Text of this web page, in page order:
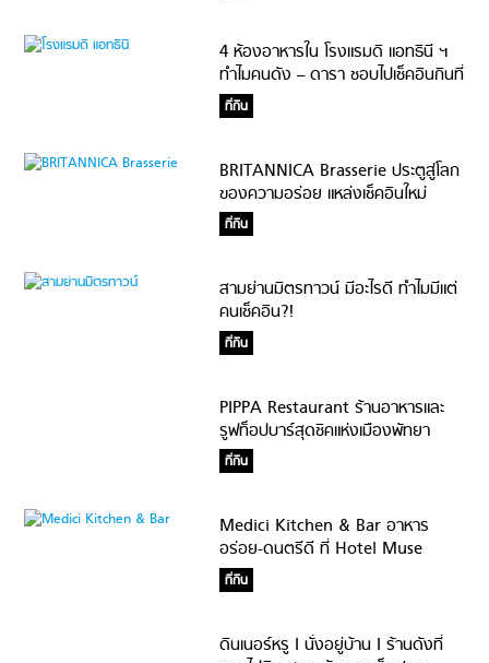
4 ห้องอาหารใน โรงแรมดิ แอทธินี ฯ
ทำไมคนดัง – ดารา ชอบไปเช็คอินกินที่
นี่!?
ที่กิน
BRITANNICA Brasserie ประตูสู่โลก
ของความอร่อย แหล่งเช็คอินใหม่
ใจกลางกรุง
ที่กิน
สามย่านมิตรทาวน์ มีอะไรดี ทำไมมีแต่
คนเช็คอิน?!
ที่กิน
PIPPA Restaurant ร้านอาหารและ
รูฟท็อปบาร์สุดชิคแห่งเมืองพัทยา
อาหารดี เครื่องดื่มโดนใจ
ที่กิน
Medici Kitchen & Bar อาหาร
อร่อย-ดนตรีดี ที่ Hotel Muse
Bangkok
ที่กิน
ดินเนอร์หรู I นั่งอยู่บ้าน I ร้านดังที่